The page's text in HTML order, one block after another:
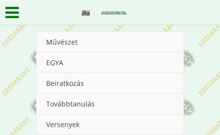
Művészet
EGYA
Beiratkozás
Továbbtanulás
Versenyek